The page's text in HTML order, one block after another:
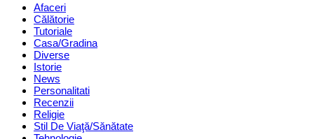
Menu Afaceri
Călătorie
Tutoriale
Casa/Gradina
Diverse
Istorie
News
Personalitati
Recenzii
Religie
Stil De Viaţă/Sănătate